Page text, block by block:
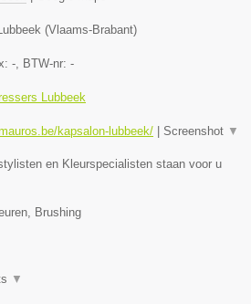
Lubbeek (Vlaams-Brabant)
- , BTW-nr: -
Lubbeek
kapsalon-lubbeek/ Screenshot ▼
en Kleurspecialisten staan voor u
Brushing
▼